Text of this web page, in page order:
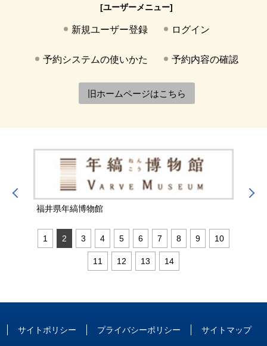
[ユーザーメニュー]
新規ユーザー登録 ログイン
予約システムの使いかた 予約内容の確認
旧ホームページはこちら
福井県年縞博物館
1 2 3 4 5 6 7 8 9 10
11 12 13 14
サイトポリシー プライバシーポリシー サイトマップ